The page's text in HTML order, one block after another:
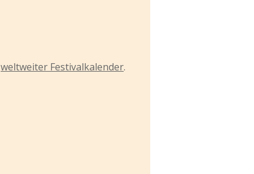
weltweiter Festivalkalender.